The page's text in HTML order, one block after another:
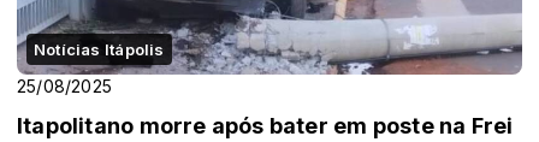
Notícias Itápolis
25/08/2025
Itapolitano morre após bater em poste na Frei